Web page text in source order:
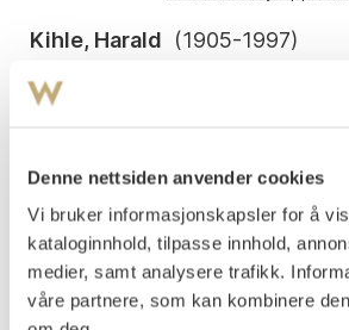
Denne nettsiden anvender cookies
Vi bruker informasjonskapsler for å
kataloginnhold, tilpasse innhold,
medier, samt analysere trafikk.
våre partnere, som kan kombinere
Kihle, Harald (1905-1997)
Påtegnet nede t.h.: Lito - prøvetrykk.
nede t.v.
Vurdering
NOK 8 000–10 000